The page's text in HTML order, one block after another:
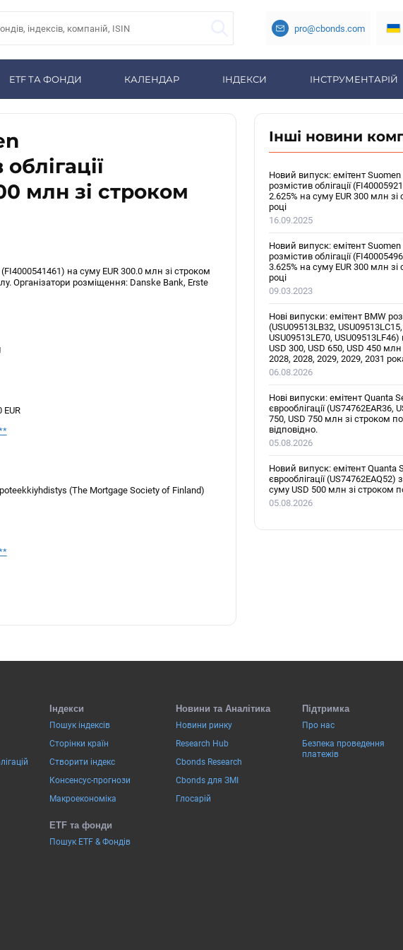
pro@cbonds.com
ETF ТА ФОНДИ КАЛЕНДАР ІНДЕКСИ ІНСТРУМЕНТАРІЙ
млн зі строком
на суму EUR 300.0 млн зі строком
Організатори розміщення: Danske Bank, Erste
EUR
(The Mortgage Society of Finland)
Інші новини
Новий випуск: емітент
розмістив облігації
2.625% на суму EUR 300 млн
році
16.09.2025
Новий випуск: емітент
розмістив облігації
3.625% на суму EUR 300 млн
році
09.03.2023
Нові випуски: емітент BMW
(USU09513LB32,
USU09513LE70,
USD 300, USD 650, USD 450
2028, 2028, 2029, 2029, 2031
06.08.2026
Нові випуски: емітент Quanta
єврооблігації (US74762EAR36,
750, USD 750 млн зі строком
відповідно.
05.08.2026
Новий випуск: емітент Quanta
єврооблігації
суму USD 500 млн зі строком
05.08.2026
Індекси
Пошук індексів
Сторінки країн
Створити індекс
Консенсус-прогнози
Макроекономіка
ETF та фонди
Пошук ETF & Фондів
Новини та Аналітика
Новини ринку
Research Hub
Cbonds Research
Cbonds для ЗМІ
Глосарій
Підтримка
Про нас
Безпека проведення
платежів